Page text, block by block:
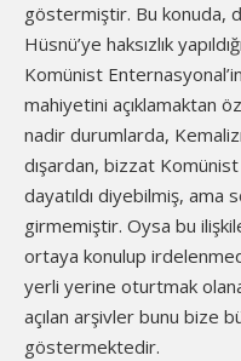
göstermiştir. Bu konuda,
Hüsnü’ye haksızlık
Komünist
mahiyetini açıklamaktan
nadir durumlarda,
dışardan, bizzat
dayatıldı diyebilmiş, ama
girmemiştir. Oysa bu
ortaya konulup
yerli yerine oturtmak
açılan arşivler bunu bize
göstermektedir.